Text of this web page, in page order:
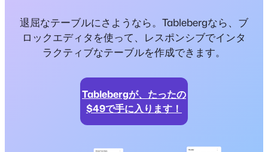
退屈なテーブルにさようなら。Tablebergなら、ブ
ロックエディタを使って、レスポンシブでインタ
ラクティブなテーブルを作成できます。
Tablebergが、たったの
$49で手に入ります！